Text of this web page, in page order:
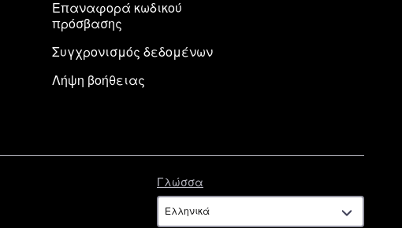
Επαναφορά κωδικού
πρόσβασης
Συγχρονισμός δεδομένων
Λήψη βοήθειας
Γλώσσα